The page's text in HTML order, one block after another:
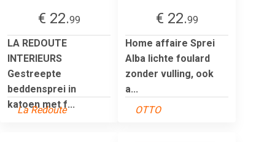
€ 22.99
LA REDOUTE
INTERIEURS
Gestreepte
beddensprei in
katoen met f...
La Redoute
€ 22.99
Home affaire Sprei
Alba lichte foulard
zonder vulling, ook
a...
OTTO